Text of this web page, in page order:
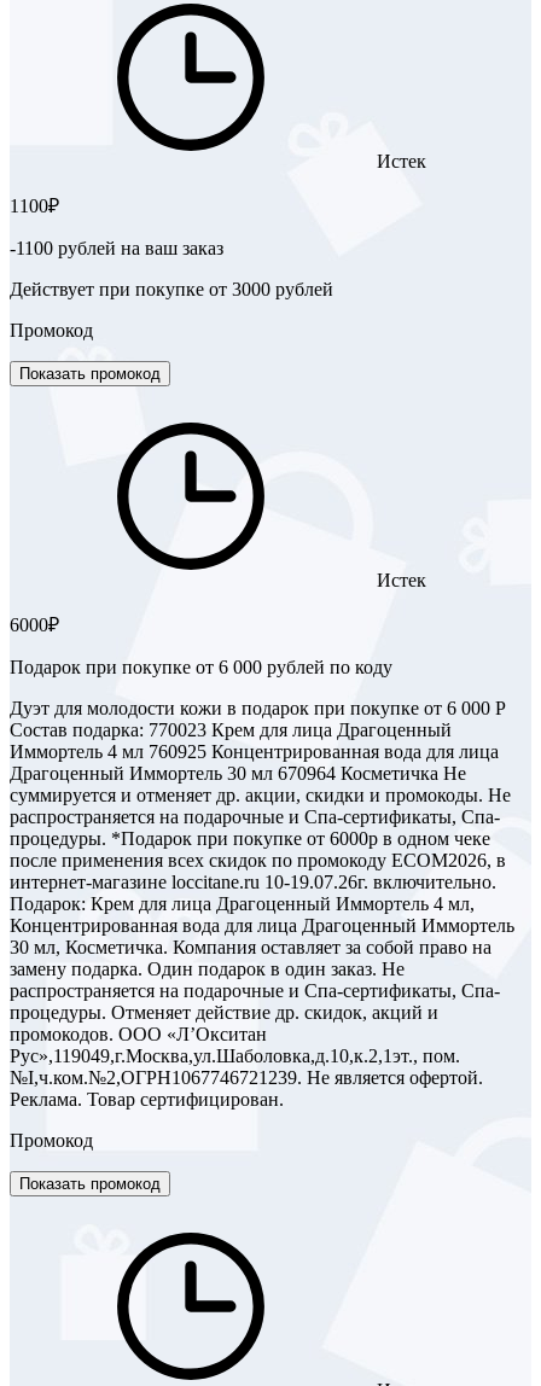
Истек
1100₽
-1100 рублей на ваш заказ
Действует при покупке от 3000 рублей
Промокод
Показать промокод
Истек
6000₽
Подарок при покупке от 6 000 рублей по коду
Дуэт для молодости кожи в подарок при покупке от 6 000 Р
Состав подарка: 770023 Крем для лица Драгоценный
Иммортель 4 мл 760925 Концентрированная вода для лица
Драгоценный Иммортель 30 мл 670964 Косметичка Не
суммируется и отменяет др. акции, скидки и промокоды. Не
распространяется на подарочные и Спа-сертификаты, Спа-
процедуры. *Подарок при покупке от 6000р в одном чеке
после применения всех скидок по промокоду ECOM2026, в
интернет-магазине loccitane.ru 10-19.07.26г. включительно.
Подарок: Крем для лица Драгоценный Иммортель 4 мл,
Концентрированная вода для лица Драгоценный Иммортель
30 мл, Косметичка. Компания оставляет за собой право на
замену подарка. Один подарок в один заказ. Не
распространяется на подарочные и Спа-сертификаты, Спа-
процедуры. Отменяет действие др. скидок, акций и
промокодов. ООО «Л’Окситан
Рус»,119049,г.Москва,ул.Шаболовка,д.10,к.2,1эт., пом.
№I,ч.ком.№2,ОГРН1067746721239. Не является офертой.
Реклама. Товар сертифицирован.
Промокод
Показать промокод